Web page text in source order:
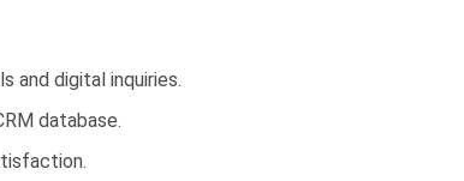
and digital inquiries.
database.